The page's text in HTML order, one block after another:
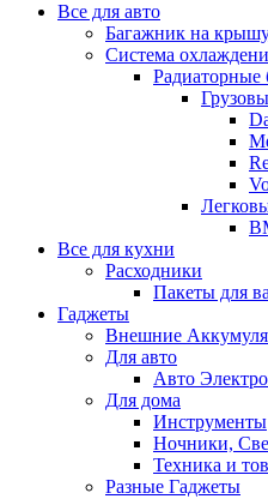
Все для авто
Багажник на
Система
Радиаторные
Все для кухни
Расходники
Пакеты для
Гаджеты
Внешние
Для авто
Авто
Для дома
Инструменты
Ночники,
Техника и
Разные Гаджеты